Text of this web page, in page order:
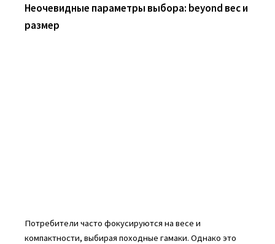
Неочевидные параметры выбора: beyond вес и
размер
Потребители часто фокусируются на весе и
компактности, выбирая походные гамаки. Однако это